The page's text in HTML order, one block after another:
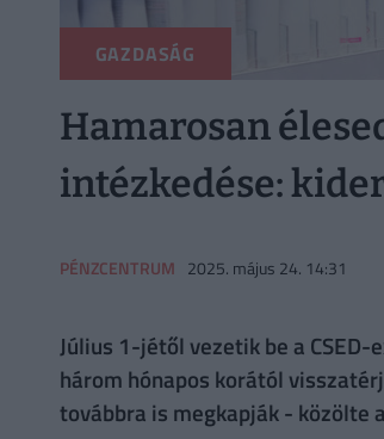
GAZDASÁG
Hamarosan
intézkedése:
PÉNZCENTRUM 2025. május 24. 14:31
Július 1-jétől vezetik be a
három hónapos korától
továbbra is megkapják - közölte a